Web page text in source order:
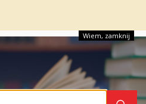
Wiem, zamknij